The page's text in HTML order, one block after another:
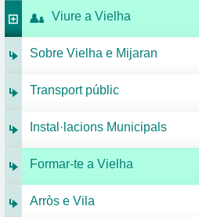
Viure a Vielha
Sobre Vielha e Mijaran
Transport públic
Instal·lacions Municipals
Formar-te a Vielha
Arròs e Vila